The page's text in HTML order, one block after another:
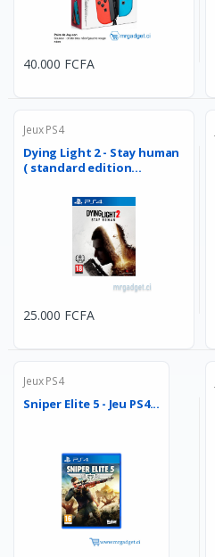
40.000 FCFA
Jeux PS4
Dying Light 2 - Stay human
( standard edition...
25.000 FCFA
Jeux PS4
Sniper Elite 5 - Jeu PS4...